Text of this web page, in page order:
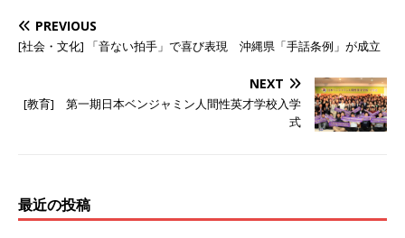
PREVIOUS
[社会・文化] 「音ない拍手」で喜び表現 沖縄県「手話条例」が成立
NEXT
[教育] 第一期日本ベンジャミン人間性英才学校入学
式
最近の投稿